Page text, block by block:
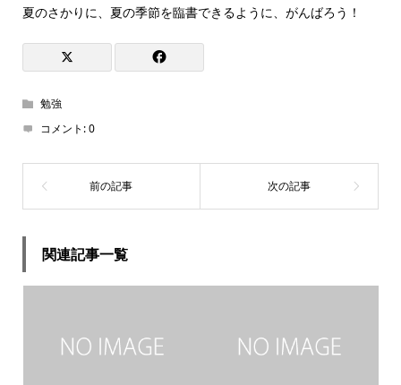
夏のさかりに、夏の季節を臨書できるように、がんばろう！
勉強
コメント:0
関連記事一覧